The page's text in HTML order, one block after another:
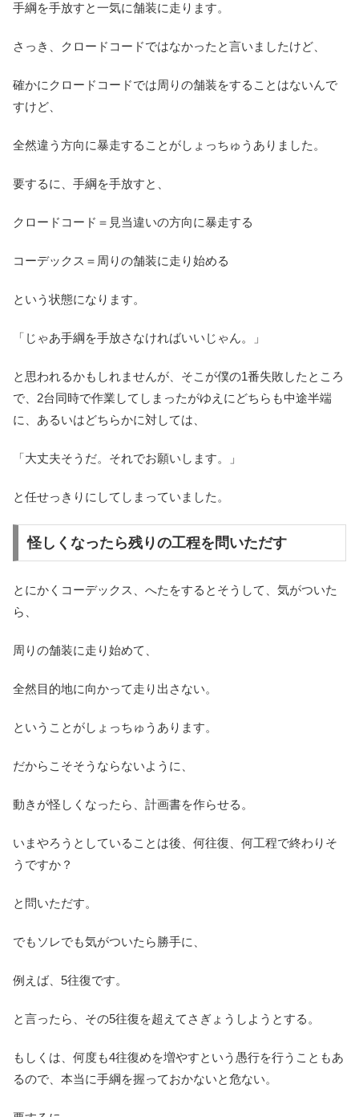
手綱を手放すと一気に舗装に走ります。
さっき、クロードコードではなかったと言いましたけど、
確かにクロードコードでは周りの舗装をすることはないんで
すけど、
全然違う方向に暴走することがしょっちゅうありました。
要するに、手綱を手放すと、
クロードコード＝見当違いの方向に暴走する
コーデックス＝周りの舗装に走り始める
という状態になります。
「じゃあ手綱を手放さなければいいじゃん。」
と思われるかもしれませんが、そこが僕の1番失敗したところ
で、2台同時で作業してしまったがゆえにどちらも中途半端
に、あるいはどちらかに対しては、
「大丈夫そうだ。それでお願いします。」
と任せっきりにしてしまっていました。
怪しくなったら残りの工程を問いただす
とにかくコーデックス、へたをするとそうして、気がついた
ら、
周りの舗装に走り始めて、
全然目的地に向かって走り出さない。
ということがしょっちゅうあります。
だからこそそうならないように、
動きが怪しくなったら、計画書を作らせる。
いまやろうとしていることは後、何往復、何工程で終わりそ
うですか？
と問いただす。
でもソレでも気がついたら勝手に、
例えば、5往復です。
と言ったら、その5往復を超えてさぎょうしようとする。
もしくは、何度も4往復めを増やすという愚行を行うこともあ
るので、本当に手綱を握っておかないと危ない。